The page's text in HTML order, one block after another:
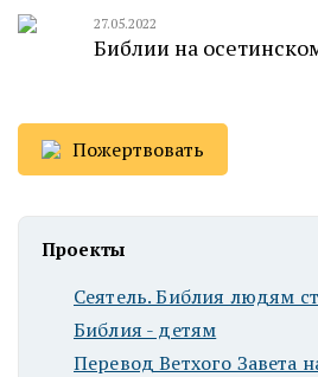
27.05.2022
Библии на
Пожертвовать
Проекты
Сеятель. Библия людям
Библия - детям
Перевод Ветхого Завета